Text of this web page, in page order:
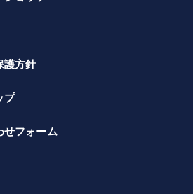
護方針
プ
せフォーム